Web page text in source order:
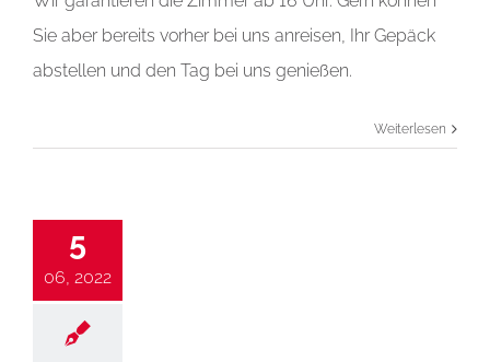
Sie aber bereits vorher bei uns anreisen, Ihr Gepäck
abstellen und den Tag bei uns genießen.
Weiterlesen
5
06, 2022